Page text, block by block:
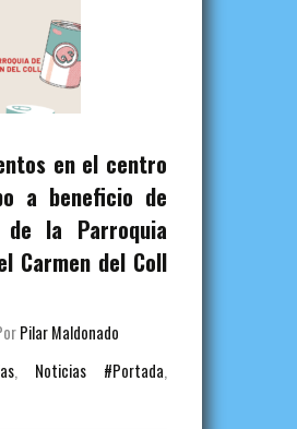
en el centro
a beneficio de
de la Parroquia
Carmen del Coll
Pilar Maldonado
, Noticias #Portada,